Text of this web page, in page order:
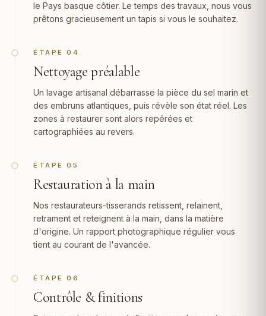
le Pays basque côtier. Le temps des travaux, nous vous
prêtons gracieusement un tapis si vous le souhaitez.
ÉTAPE 04
Nettoyage préalable
Un lavage artisanal débarrasse la pièce du sel marin et
des embruns atlantiques, puis révèle son état réel. Les
zones à restaurer sont alors repérées et
cartographiées au revers.
ÉTAPE 05
Restauration à la main
Nos restaurateurs-tisserands retissent, relainent,
retrament et reteignent à la main, dans la matière
d'origine. Un rapport photographique régulier vous
tient au courant de l'avancée.
ÉTAPE 06
Contrôle & finitions